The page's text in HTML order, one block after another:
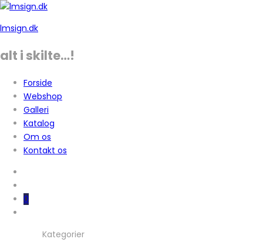
lmsign.dk
alt i skilte…!
Forside
Webshop
Galleri
Katalog
Om os
Kontakt os
0
Kategorier